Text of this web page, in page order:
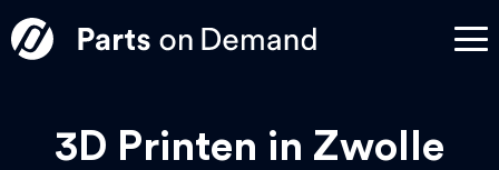
3D Printen in Zwolle